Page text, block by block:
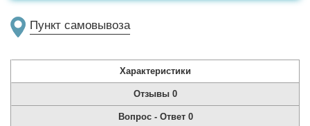
Пункт самовывоза
Характеристики
Отзывы 0
Вопрос - Ответ 0